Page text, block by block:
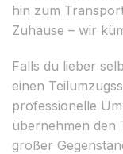
hin zum
Zuhause – wir
Falls du lieber
einen
professionelle
übernehmen den
großer